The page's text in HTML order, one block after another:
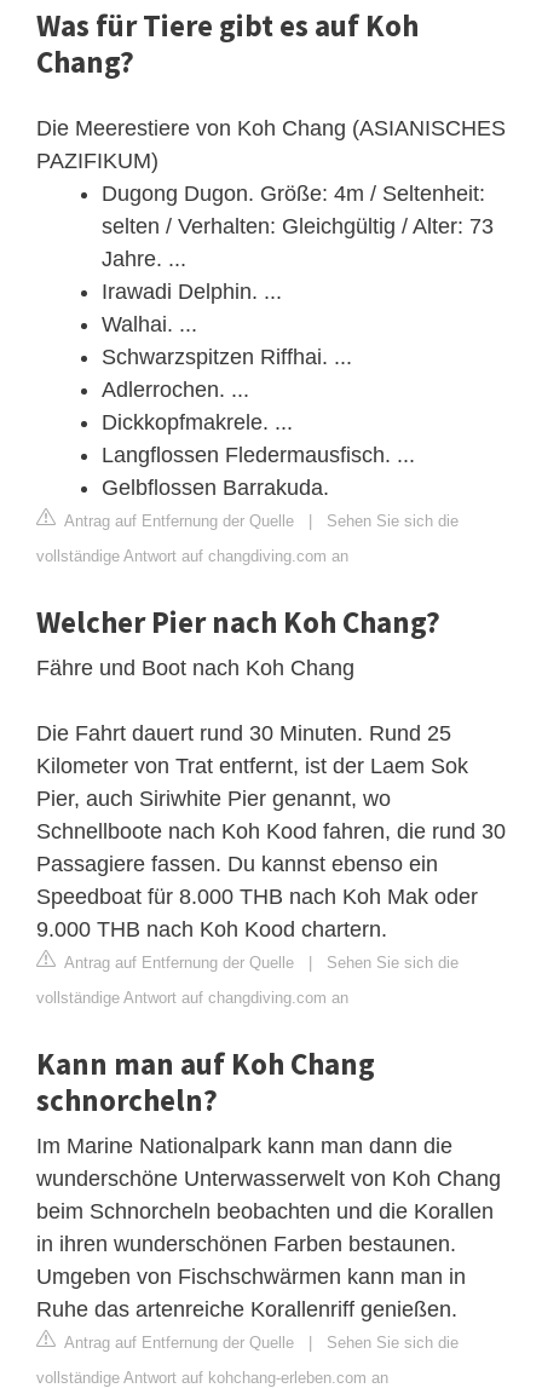
Was für Tiere gibt es auf Koh
Chang?
Die Meerestiere von Koh Chang (ASIANISCHES
PAZIFIKUM)
Dugong Dugon. Größe: 4m / Seltenheit:
selten / Verhalten: Gleichgültig / Alter: 73
Jahre. ...
Irawadi Delphin. ...
Walhai. ...
Schwarzspitzen Riffhai. ...
Adlerrochen. ...
Dickkopfmakrele. ...
Langflossen Fledermausfisch. ...
Gelbflossen Barrakuda.
Antrag auf Entfernung der Quelle | Sehen Sie sich die
vollständige Antwort auf changdiving.com an
Welcher Pier nach Koh Chang?
Fähre und Boot nach Koh Chang
Die Fahrt dauert rund 30 Minuten. Rund 25
Kilometer von Trat entfernt, ist der Laem Sok
Pier, auch Siriwhite Pier genannt, wo
Schnellboote nach Koh Kood fahren, die rund 30
Passagiere fassen. Du kannst ebenso ein
Speedboat für 8.000 THB nach Koh Mak oder
9.000 THB nach Koh Kood chartern.
Antrag auf Entfernung der Quelle | Sehen Sie sich die
vollständige Antwort auf changdiving.com an
Kann man auf Koh Chang
schnorcheln?
Im Marine Nationalpark kann man dann die
wunderschöne Unterwasserwelt von Koh Chang
beim Schnorcheln beobachten und die Korallen
in ihren wunderschönen Farben bestaunen.
Umgeben von Fischschwärmen kann man in
Ruhe das artenreiche Korallenriff genießen.
Antrag auf Entfernung der Quelle | Sehen Sie sich die
vollständige Antwort auf kohchang-erleben.com an